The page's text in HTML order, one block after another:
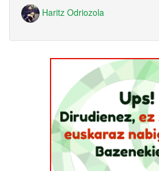
Haritz Odriozola